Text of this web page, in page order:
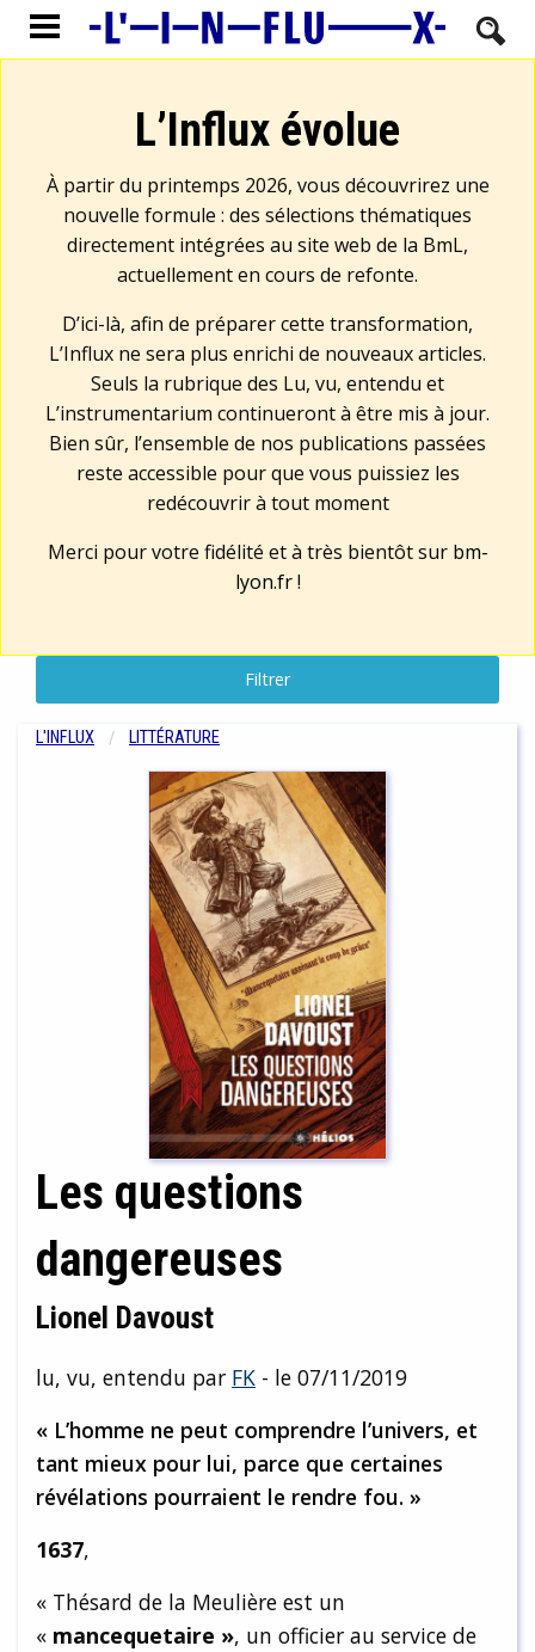
L’Influx évolue
À partir du printemps 2026, vous découvrirez une
nouvelle formule : des sélections thématiques
directement intégrées au site web de la BmL,
actuellement en cours de refonte.
D’ici-là, afin de préparer cette transformation,
L’Influx ne sera plus enrichi de nouveaux articles.
Seuls la rubrique des Lu, vu, entendu et
L’instrumentarium continueront à être mis à jour.
Bien sûr, l’ensemble de nos publications passées
reste accessible pour que vous puissiez les
redécouvrir à tout moment
Merci pour votre fidélité et à très bientôt sur bm-
lyon.fr!
Filtrer
L'INFLUX LITTÉRATURE
Les questions
dangereuses
Lionel Davoust
lu, vu, entendu par FK - le 07/11/2019
« L’homme ne peut comprendre l’univers, et
tant mieux pour lui, parce que certaines
révélations pourraient le rendre fou. »
1637,
« Thésard de la Meulière est un
« mancequetaire », un officier au service de